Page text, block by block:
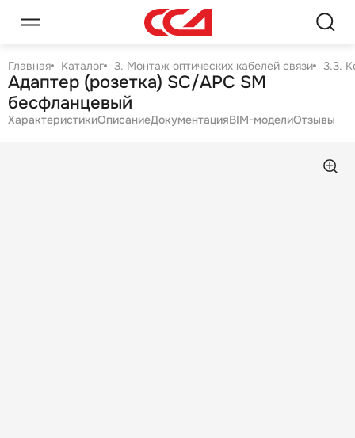
Главная Каталог 3. Монтаж оптических кабелей связи 3.3.
Адаптер (розетка) SC/APC SM
бесфланцевый
ХарактеристикиОписаниеДокументацияBIM-моделиОтзывы